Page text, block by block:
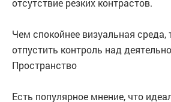
отсутствие резких контрастов.
Чем спокойнее визуальная среда,
отпустить контроль над
Пространство
Есть популярное мнение, что